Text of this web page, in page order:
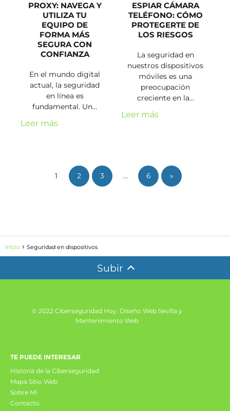
PROXY: NAVEGA Y
UTILIZA TU
EQUIPO DE
FORMA MÁS
SEGURA CON
CONFIANZA
En el mundo digital
actual, la seguridad
en línea es
fundamental. Un…
Leer más
ESPIAR CÁMARA
TELÉFONO: CÓMO
PROTEGERTE DE
LOS RIESGOS
La seguridad en
nuestros dispositivos
móviles es una
preocupación
creciente en la…
Leer más
1 2 3 … 6 »
Inicio Seguridad en dispositivos
Subir
© 2022 Ciberseguridad Hoy. Diseño Web Sevilla y
Mantenimiento Web
TE PUEDE INTERESAR
Historia de la Ciberseguridad
Mapa Sitio Web
Sobre Mi
Contacto